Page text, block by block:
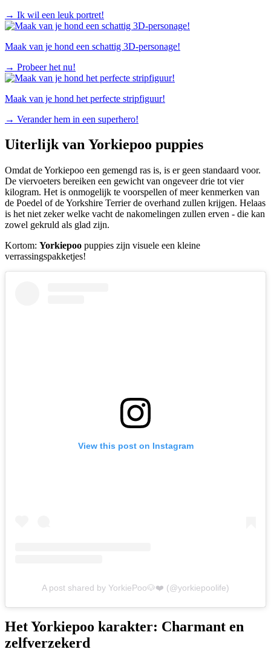
→ Ik wil een leuk portret!
Maak van je hond een schattig 3D-personage!
→ Probeer het nu!
Maak van je hond het perfecte stripfiguur!
→ Verander hem in een superhero!
Uiterlijk van Yorkiepoo puppies
Omdat de Yorkiepoo een gemengd ras is, is er geen standaard voor.
De viervoeters bereiken een gewicht van ongeveer drie tot vier
kilogram. Het is onmogelijk te voorspellen of meer kenmerken van
de Poedel of de Yorkshire Terrier de overhand zullen krijgen. Helaas
is het niet zeker welke vacht de nakomelingen zullen erven - die kan
zowel gekruld als glad zijn.
Kortom: Yorkiepoo puppies zijn visuele een kleine
verrassingspakketjes!
View this post on Instagram
A post shared by YorkiePoo🐶❤️ (@yorkiepoolife)
Het Yorkiepoo karakter: Charmant en
zelfverzekerd